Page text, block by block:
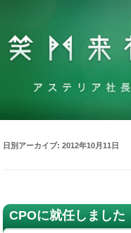
日別アーカイブ:2012年10月11日
CPOに就任しました